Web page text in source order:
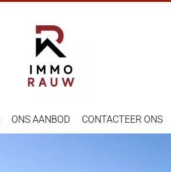
ONS AANBOD CONTACTEER ONS